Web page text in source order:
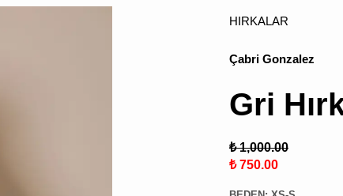
HIRKALAR
Çabri Gonzalez
Gri
₺ 1,000.00
₺ 750.00